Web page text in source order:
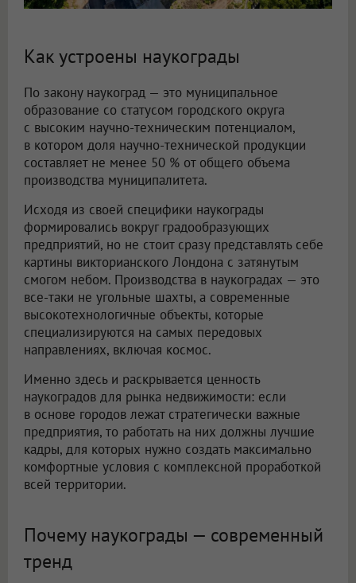
Как устроены наукограды
По закону наукоград — это муниципальное
образование со статусом городского округа
с высоким научно-техническим потенциалом,
в котором доля научно-технической продукции
составляет не менее 50 % от общего объема
производства муниципалитета.
Исходя из своей специфики наукограды
формировались вокруг градообразующих
предприятий, но не стоит сразу представлять себе
картины викторианского Лондона с затянутым
смогом небом. Производства в наукоградах — это
все-таки не угольные шахты, а современные
высокотехнологичные объекты, которые
специализируются на самых передовых
направлениях, включая космос.
Именно здесь и раскрывается ценность
наукоградов для рынка недвижимости: если
в основе городов лежат стратегически важные
предприятия, то работать на них должны лучшие
кадры, для которых нужно создать максимально
комфортные условия с комплексной проработкой
всей территории.
Почему наукограды — современный
тренд